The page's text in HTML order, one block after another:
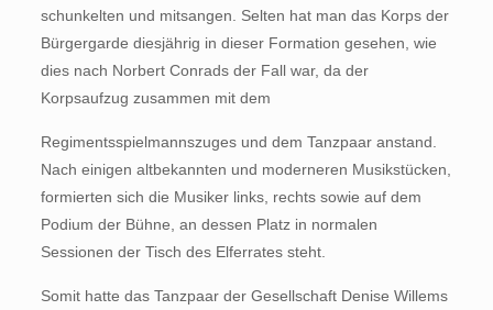
schunkelten und mitsangen. Selten hat man das Korps der
Bürgergarde diesjährig in dieser Formation gesehen, wie
dies nach Norbert Conrads der Fall war, da der
Korpsaufzug zusammen mit dem
Regimentsspielmannszuges und dem Tanzpaar anstand.
Nach einigen altbekannten und moderneren Musikstücken,
formierten sich die Musiker links, rechts sowie auf dem
Podium der Bühne, an dessen Platz in normalen
Sessionen der Tisch des Elferrates steht.
Somit hatte das Tanzpaar der Gesellschaft Denise Willems